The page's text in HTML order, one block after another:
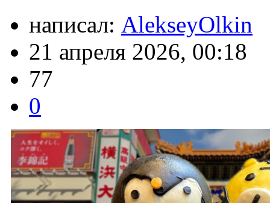
написал: AlekseyOlkin
21 апреля 2026, 00:18
77
0